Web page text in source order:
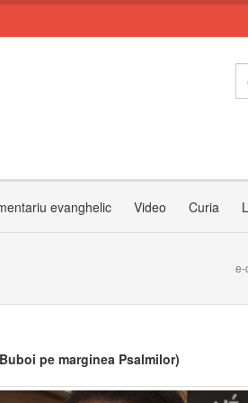
evanghelic Video Curia
e-
pe marginea Psalmilor)